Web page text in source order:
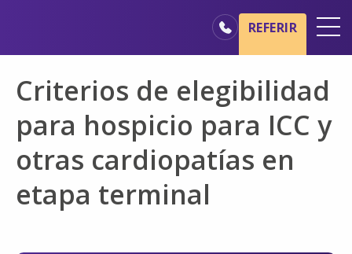
Básicos del cuidado de hospicio
Nuestros servicios
Profesionales médicos
Familiares y cuidadores
REFERIR
Criterios de elegibilidad
para hospicio para ICC y
otras cardiopatías en
etapa terminal